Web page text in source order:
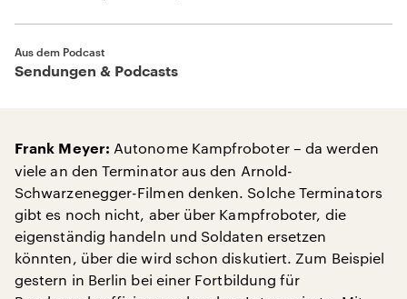
Aus dem Podcast
Sendungen & Podcasts
Frank Meyer: Autonome Kampfroboter – da werden
viele an den Terminator aus den Arnold-
Schwarzenegger-Filmen denken. Solche Terminators
gibt es noch nicht, aber über Kampfroboter, die
eigenständig handeln und Soldaten ersetzen
könnten, über die wird schon diskutiert. Zum Beispiel
gestern in Berlin bei einer Fortbildung für